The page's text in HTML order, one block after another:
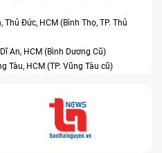
Thủ Đức, HCM (Bình Thọ, TP. Thủ
An, HCM (Bình Dương Cũ)
Tàu, HCM (TP. Vũng Tàu cũ)